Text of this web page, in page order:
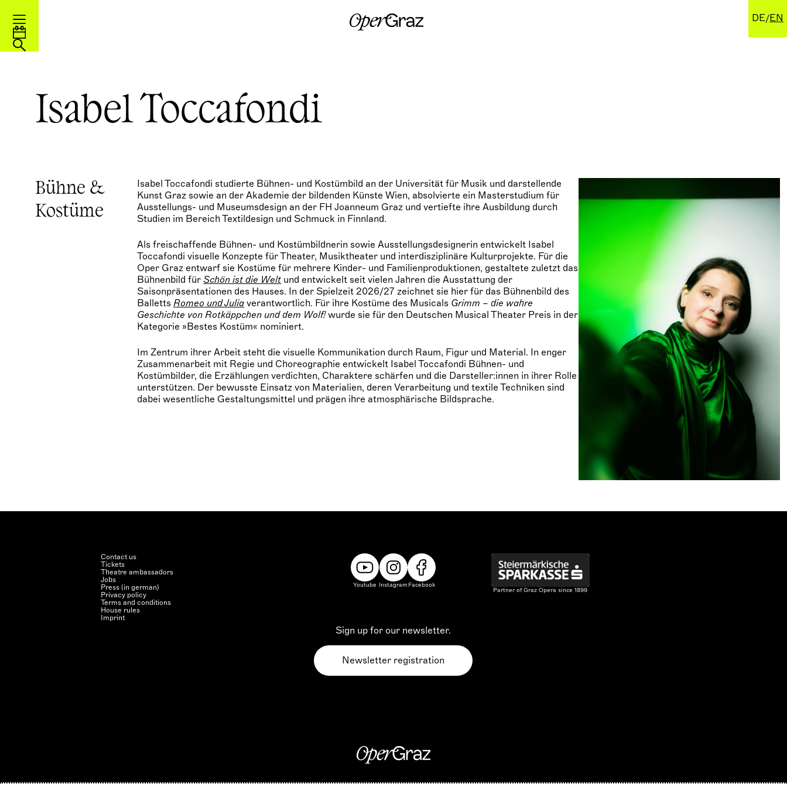
k
i
DE EN
Isabel Toccafondi
Isabel Toccafondi studierte Bühnen- und Kostümbild an der Universität für Musik und darstellende
Kunst Graz sowie an der Akademie der bildenden Künste Wien, absolvierte ein Masterstudium für
Ausstellungs- und Museumsdesign an der FH Joanneum Graz und vertiefte ihre Ausbildung durch
Studien im Bereich Textildesign und Schmuck in Finnland.
Als freischaffende Bühnen- und Kostümbildnerin sowie Ausstellungsdesignerin entwickelt Isabel
Toccafondi visuelle Konzepte für Theater, Musiktheater und interdisziplinäre Kulturprojekte. Für die
Oper Graz entwarf sie Kostüme für mehrere Kinder- und Familienproduktionen, gestaltete zuletzt das
Bühnenbild fürSchön ist die Welt und entwickelt seit vielen Jahren die Ausstattung der
Saisonpräsentationen des Hauses. In der Spielzeit 2026/27 zeichnet sie hier für das Bühnenbild des
BallettsRomeo und Julia verantwortlich. Für ihre Kostüme des Musicals Grimm – die wahre
Geschichte von Rotkäppchen und dem Wolf!wurde sie für den Deutschen Musical Theater Preis in der
Kategorie »Bestes Kostüm« nominiert.
Im Zentrum ihrer Arbeit steht die visuelle Kommunikation durch Raum, Figur und Material. In enger
Zusammenarbeit mit Regie und Choreographie entwickelt Isabel Toccafondi Bühnen- und
Kostümbilder, die Erzählungen verdichten, Charaktere schärfen und die Darsteller:innen in ihrer Rolle
unterstützen. Der bewusste Einsatz von Materialien, deren Verarbeitung und textile Techniken sind
dabei wesentliche Gestaltungsmittel und prägen ihre atmosphärische Bildsprache.
Bühne &
Kostüme
Contact us
Tickets
Theatre ambassadors
Jobs
Press (in german)
Privacy policy
Terms and conditions
House rules
Imprint
Youtube Instagram Facebook
Sign up for our newsletter.
Newsletter registration
Partner of Graz Opera since 1899